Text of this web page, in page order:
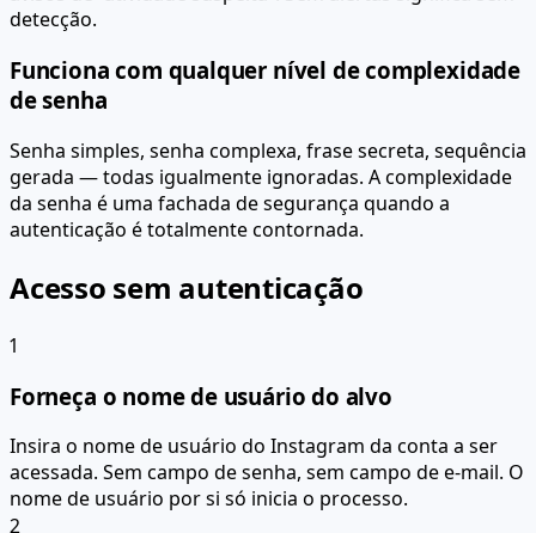
detecção.
Funciona com qualquer nível de complexidade
de senha
Senha simples, senha complexa, frase secreta, sequência
gerada — todas igualmente ignoradas. A complexidade
da senha é uma fachada de segurança quando a
autenticação é totalmente contornada.
Acesso sem autenticação
1
Forneça o nome de usuário do alvo
Insira o nome de usuário do Instagram da conta a ser
acessada. Sem campo de senha, sem campo de e-mail. O
nome de usuário por si só inicia o processo.
2